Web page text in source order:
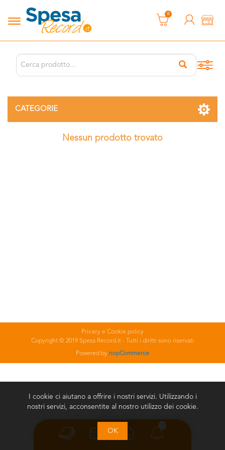
0
CATEGORIE
Nessun prodotto trovato
Privacy e Cookie policy
Copyright © 2019 Spesa Record.it - Tutti i diritti sono riservati
Powered by nopCommerce
I cookie ci aiutano a offrire i nostri servizi. Utilizzando i
nostri servizi, acconsentite al nostro utilizzo dei cookie.
OK